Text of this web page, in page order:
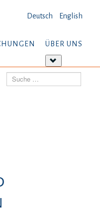
Deutsch English
ÜBER UNS
Informationen:
uns
Suchen